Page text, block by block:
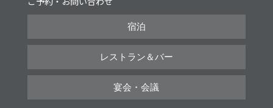
宿泊
レストラン＆バー
宴会・会議